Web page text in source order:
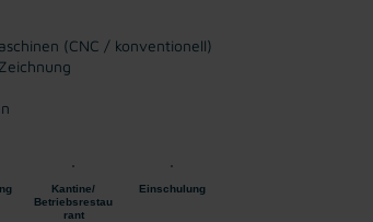
(CNC / konventionell)
Kantine/
Betriebsrestau
rant
Einschulung